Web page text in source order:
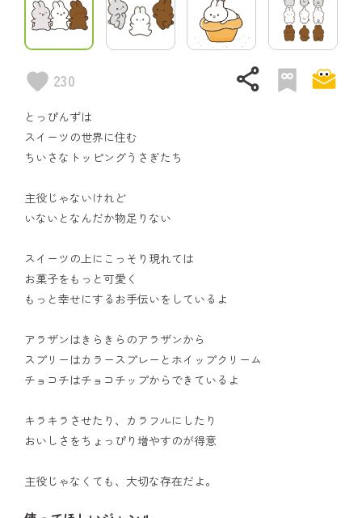
230 share
とっぴんずは
スイーツの世界に住む
ちいさなトッピングうさぎたち
主役じゃないけれど
いないとなんだか物足りない
スイーツの上にこっそり現れては
お菓子をもっと可愛く
もっと幸せにするお手伝いをしているよ
アラザンはきらきらのアラザンから
スプリーはカラースプレーとホイップクリーム
チョコチはチョコチップからできているよ
キラキラさせたり、カラフルにしたり
おいしさをちょっぴり増やすのが得意
主役じゃなくても、大切な存在だよ。